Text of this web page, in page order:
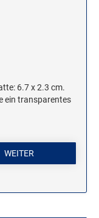
6.7 x 2.3 cm.
ein transparentes